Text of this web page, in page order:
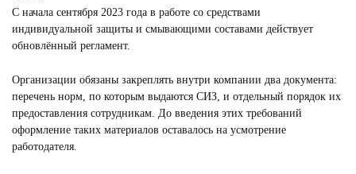
С начала сентября 2023 года в работе со средствами
индивидуальной защиты и смывающими составами действует
обновлённый регламент.
Организации обязаны закреплять внутри компании два документа:
перечень норм, по которым выдаются СИЗ, и отдельный порядок их
предоставления сотрудникам. До введения этих требований
оформление таких материалов оставалось на усмотрение
работодателя.